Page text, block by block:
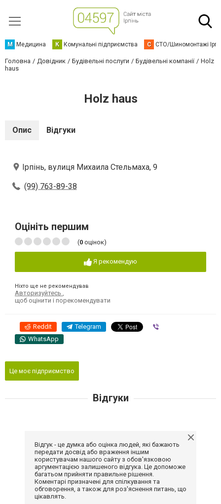
М Медицина К Комунальні підприємства С СТО/Шиномонтажі
Головна Довідник Будівельні послуги Будівельні компанії
Holz
haus
Holz haus
Опис Відгуки
Ірпінь, вулиця Михаила Стельмаха, 9
(99) 763-89-38
Оцініть першим
(0 оцінок)
Я рекомендую
Ніхто ще не рекомендував
Авторизуйтесь
щоб оцінити і порекомендувати
Reddit Telegram
WhatsApp
Це моє підприємство
Відгуки
Відгук - це думка або оцінка людей, які бажають
передати досвід або враження іншим
користувачам нашого сайту з обов'язковою
аргументацією залишеного відгука. Це допоможе
багатьом прийняти правильне рішення.
Коментарі призначені для спілкування та
обговорення, а також для роз'яснення питань, що
цікавлять.